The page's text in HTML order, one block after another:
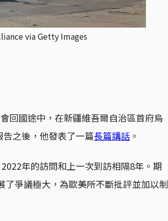
via Getty Images
回國途中，在新疆維吾爾自治區首府烏
之後，他發表了一篇長篇講話 。
年的訪問和上一次到訪相隔8年。期
爭議極大，為歐美所不斷批評並加以制